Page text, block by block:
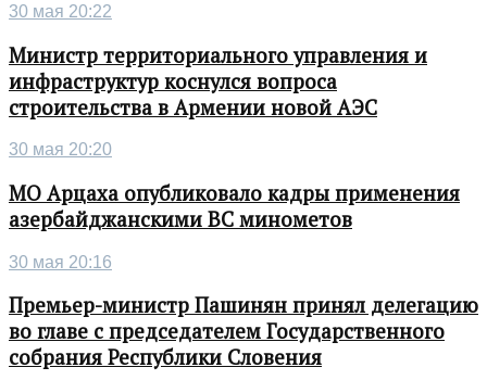
30 мая 20:22
Министр территориального управления и
инфраструктур коснулся вопроса
строительства в Армении новой АЭС
30 мая 20:20
МО Арцаха опубликовало кадры применения
азербайджанскими ВС минометов
30 мая 20:16
Премьер-министр Пашинян принял делегацию
во главе с председателем Государственного
собрания Республики Словения